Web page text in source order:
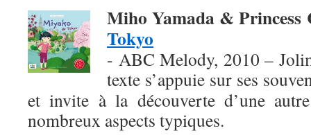
Miho Yamada & Princess
Tokyo
- ABC Melody, 2010 –
texte s’appuie sur ses
et invite à la découverte d’une
nombreux aspects typiques.